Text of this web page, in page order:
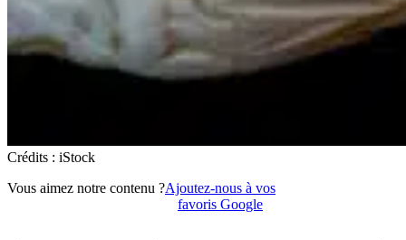
Crédits : iStock
Vous aimez notre contenu ?Ajoutez-nous à vos
favoris Google